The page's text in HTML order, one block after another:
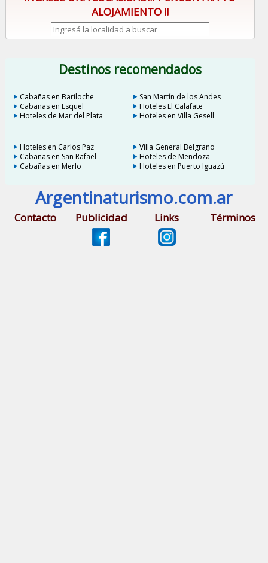
ALOJAMIENTO !!
Destinos recomendados
Cabañas en Bariloche
San Martín de los Andes
Cabañas en Esquel
Hoteles El Calafate
Hoteles de Mar del Plata
Hoteles en Villa Gesell
Hoteles en Carlos Paz
Villa General Belgrano
Cabañas en San Rafael
Hoteles de Mendoza
Cabañas en Merlo
Hoteles en Puerto Iguazú
Argentinaturismo.com.ar
Contacto Publicidad Links Términos